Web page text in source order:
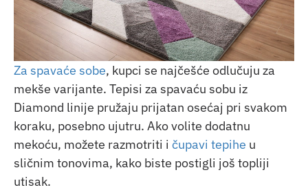
Za spavaće sobe, kupci se najčešće odlučuju za
mekše varijante. Tepisi za spavaću sobu iz
Diamond linije pružaju prijatan osećaj pri svakom
koraku, posebno ujutru. Ako volite dodatnu
mekoću, možete razmotriti i čupavi tepihe u
sličnim tonovima, kako biste postigli još topliji
utisak.